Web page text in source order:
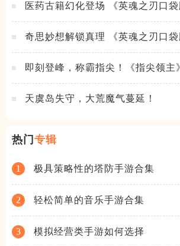
医药古籍幻化登场 《英魂之刃口
奇思妙想解锁真理 《英魂之刃口
即刻登峰，称霸指尖！《指尖领主
天虞岛失守，大荒魔气蔓延！
热门 专辑
1 极具策略性的塔防手游合集
2 轻松简单的音乐手游合集
3 模拟经营类手游如何选择